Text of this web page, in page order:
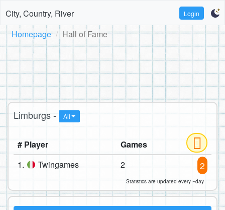
City, Country, River Login
Homepage Hall of Fame
Limburgs - All
# Player
Games
1.
Twingames 2 2
Statistics are updated every ~day